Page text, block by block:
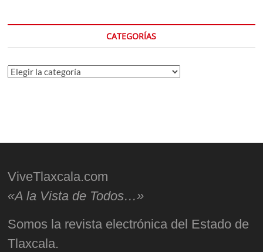
CATEGORÍAS
Categorías
ViveTlaxcala.com
«A la Vista de Todos…»
Somos la revista electrónica del Estado de
Tlaxcala.